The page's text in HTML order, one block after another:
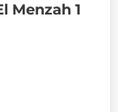
Menzah 1